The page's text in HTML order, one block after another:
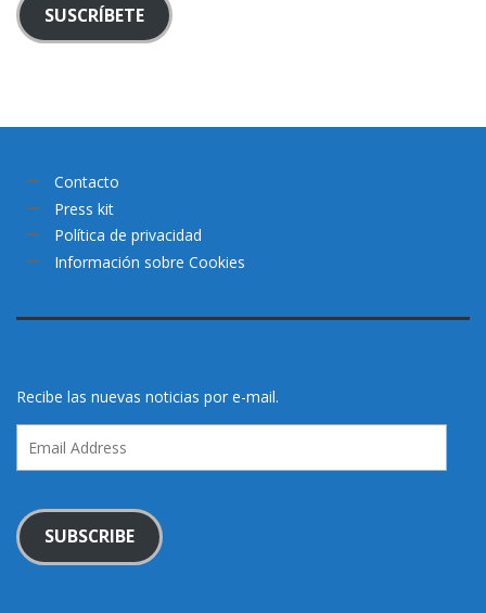
SUSCRÍBETE
Contacto
Press kit
Política de privacidad
Información sobre Cookies
Recibe las nuevas noticias por e-mail.
Address
SUBSCRIBE